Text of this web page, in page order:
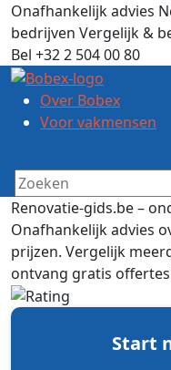
Onafhankelijk advies
bedrijven Vergelijk &
Bel +32 2 504 00 80
Over Bobex
Voor vakmensen
Renovatie-gids.be –
Onafhankelijk advies
prijzen. Vergelijk
ontvang gratis
Start